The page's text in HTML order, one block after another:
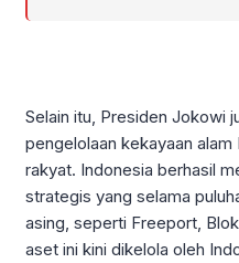
Selain itu, Presiden Jokowi
pengelolaan kekayaan
rakyat. Indonesia berhasil
strategis yang selama
asing, seperti Freeport,
aset ini kini dikelola oleh